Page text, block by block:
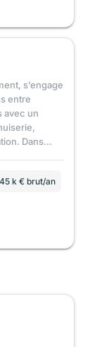
s’engage
entre
avec un
Dans...
k € brut/an